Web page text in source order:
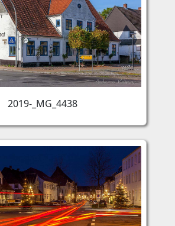
2019-_MG_4438